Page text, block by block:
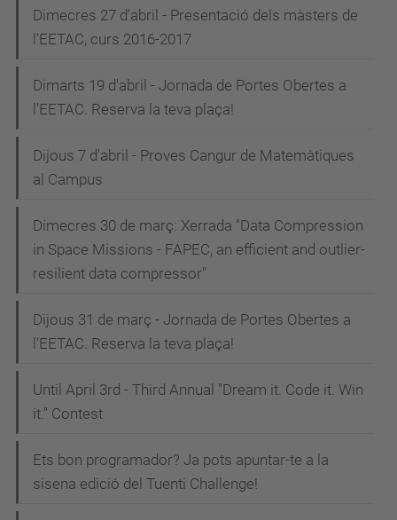
Dimecres 27 d'abril - Presentació dels màsters de
l'EETAC, curs 2016-2017
Dimarts 19 d'abril - Jornada de Portes Obertes a
l'EETAC. Reserva la teva plaça!
Dijous 7 d'abril - Proves Cangur de Matemàtiques
al Campus
Dimecres 30 de març: Xerrada "Data Compression
in Space Missions - FAPEC, an efficient and outlier-
resilient data compressor"
Dijous 31 de març - Jornada de Portes Obertes a
l'EETAC. Reserva la teva plaça!
Until April 3rd - Third Annual "Dream it. Code it. Win
it." Contest
Ets bon programador? Ja pots apuntar-te a la
sisena edició del Tuenti Challenge!